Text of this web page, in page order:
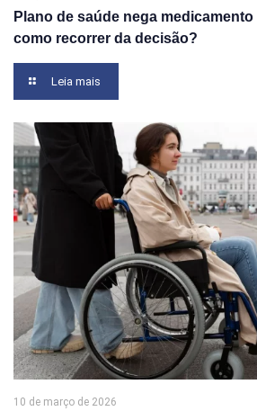
Plano de saúde nega
como recorrer da decisão?
Leia mais
10 de março de 2026